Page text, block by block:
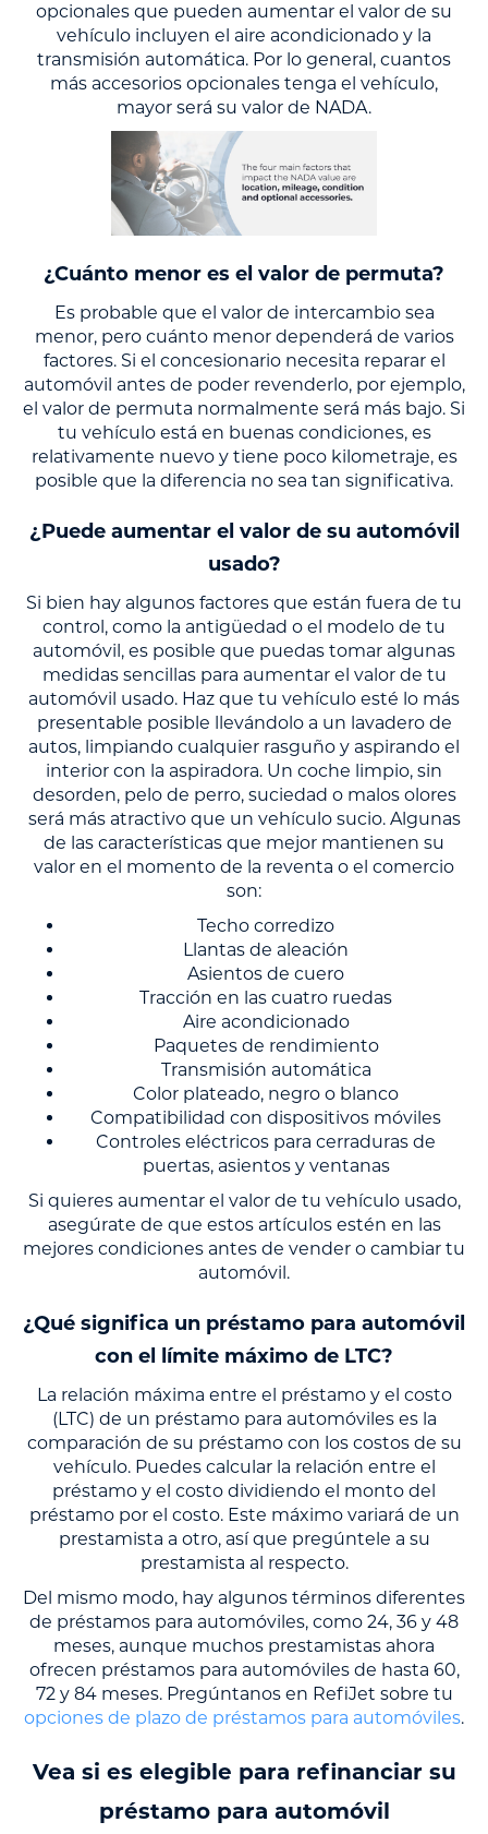
opcionales que pueden aumentar el valor de su
vehículo incluyen el aire acondicionado y la
transmisión automática. Por lo general, cuantos
más accesorios opcionales tenga el vehículo,
mayor será su valor de NADA.
¿Cuánto menor es el valor de permuta?
Es probable que el valor de intercambio sea
menor, pero cuánto menor dependerá de varios
factores. Si el concesionario necesita reparar el
automóvil antes de poder revenderlo, por ejemplo,
el valor de permuta normalmente será más bajo. Si
tu vehículo está en buenas condiciones, es
relativamente nuevo y tiene poco kilometraje, es
posible que la diferencia no sea tan significativa.
¿Puede aumentar el valor de su automóvil
usado?
Si bien hay algunos factores que están fuera de tu
control, como la antigüedad o el modelo de tu
automóvil, es posible que puedas tomar algunas
medidas sencillas para aumentar el valor de tu
automóvil usado. Haz que tu vehículo esté lo más
presentable posible llevándolo a un lavadero de
autos, limpiando cualquier rasguño y aspirando el
interior con la aspiradora. Un coche limpio, sin
desorden, pelo de perro, suciedad o malos olores
será más atractivo que un vehículo sucio. Algunas
de las características que mejor mantienen su
valor en el momento de la reventa o el comercio
son:
Techo corredizo
Llantas de aleación
Asientos de cuero
Tracción en las cuatro ruedas
Aire acondicionado
Paquetes de rendimiento
Transmisión automática
Color plateado, negro o blanco
Compatibilidad con dispositivos móviles
Controles eléctricos para cerraduras de
puertas, asientos y ventanas
Si quieres aumentar el valor de tu vehículo usado,
asegúrate de que estos artículos estén en las
mejores condiciones antes de vender o cambiar tu
automóvil.
¿Qué significa un préstamo para automóvil
con el límite máximo de LTC?
La relación máxima entre el préstamo y el costo
(LTC) de un préstamo para automóviles es la
comparación de su préstamo con los costos de su
vehículo. Puedes calcular la relación entre el
préstamo y el costo dividiendo el monto del
préstamo por el costo. Este máximo variará de un
prestamista a otro, así que pregúntele a su
prestamista al respecto.
Del mismo modo, hay algunos términos diferentes
de préstamos para automóviles, como 24, 36 y 48
meses, aunque muchos prestamistas ahora
ofrecen préstamos para automóviles de hasta 60,
72 y 84 meses. Pregúntanos en RefiJet sobre tu
opciones de plazo de préstamos para automóviles.
Vea si es elegible para refinanciar su
préstamo para automóvil